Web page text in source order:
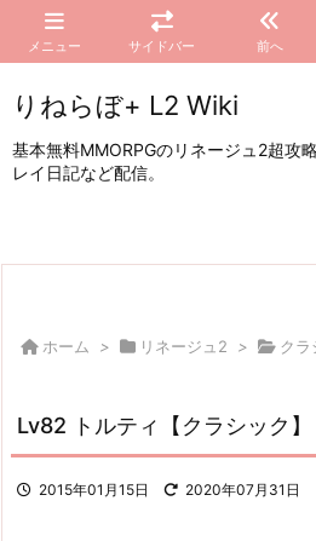
メニュー サイドバー 前へ
りねらぼ+ L2 Wiki
基本無料MMORPGのリネージュ2超攻
レイ日記など配信。
ホーム > リネージュ2 > クラ
Lv82 トルティ【クラシック】
2015年01月15日 2020年07月31日